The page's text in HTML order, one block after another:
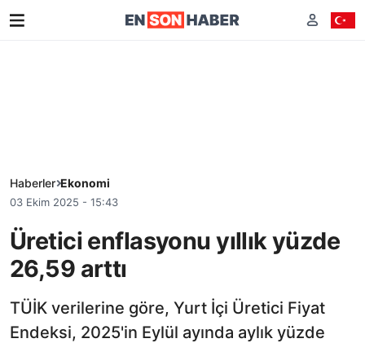
Haberler Ekonomi
03 Ekim 2025 - 15:43
Üretici enflasyonu yıllık yüzde
26,59 arttı
TÜİK verilerine göre, Yurt İçi Üretici Fiyat
Endeksi, 2025'in Eylül ayında aylık yüzde